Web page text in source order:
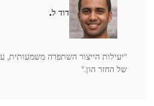
דוד ל.
"יעילות הייצור השתפרה משמעותית,
של החזר הון."